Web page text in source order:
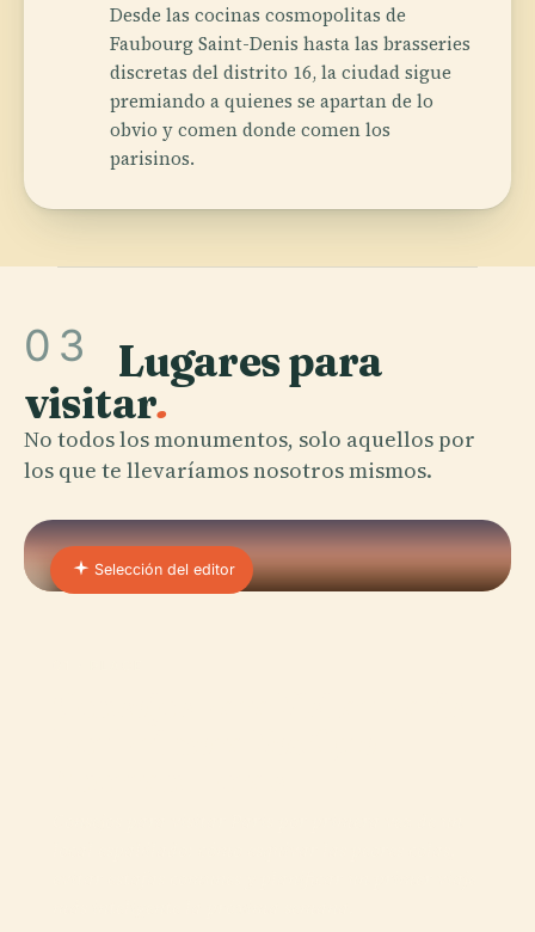
Desde las cocinas cosmopolitas de
Faubourg Saint-Denis hasta las brasseries
discretas del distrito 16, la ciudad sigue
premiando a quienes se apartan de lo
obvio y comen donde comen los
parisinos.
03 Lugares para
visitar.
No todos los monumentos, solo aquellos por
los que te llevaríamos nosotros mismos.
Selección del editor